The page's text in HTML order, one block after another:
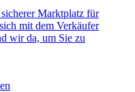
Marktplatz für
mit dem Verkäufer
wir da, um Sie zu